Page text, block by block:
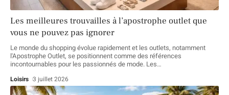
Les meilleures trouvailles à l’apostrophe outlet que
vous ne pouvez pas ignorer
Le monde du shopping évolue rapidement et les outlets, notamment
l'Apostrophe Outlet, se positionnent comme des références
incontournables pour les passionnés de mode. Les…
Loisirs 3 juillet 2026